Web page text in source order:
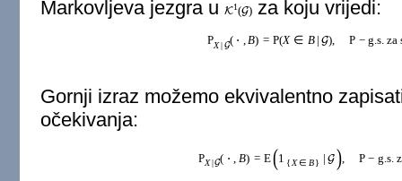
Markovljeva jezgra u K1(G) za koju vrijedi:
PX| G( ⋅ ,B) = P(X ∈ B | G), P − g.s.
Gornji izraz možemo ekvivalentno
očekivanja:
PX|G( ⋅ , B) = E(1 { X∈ B } | G), P − g.s.